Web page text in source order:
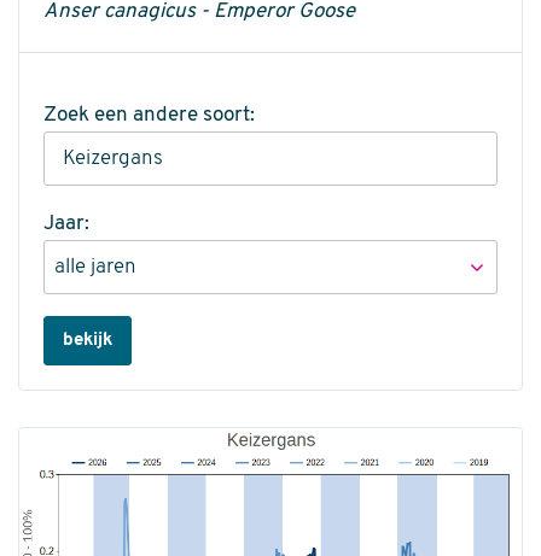
Anser canagicus - Emperor Goose
Zoek een andere soort:
Jaar:
bekijk